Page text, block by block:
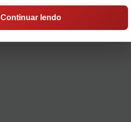
Continuar lendo